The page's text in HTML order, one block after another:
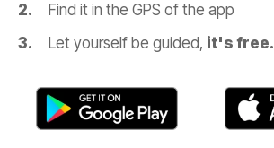
Find it in the GPS of the app
Let yourself be guided, it's free.